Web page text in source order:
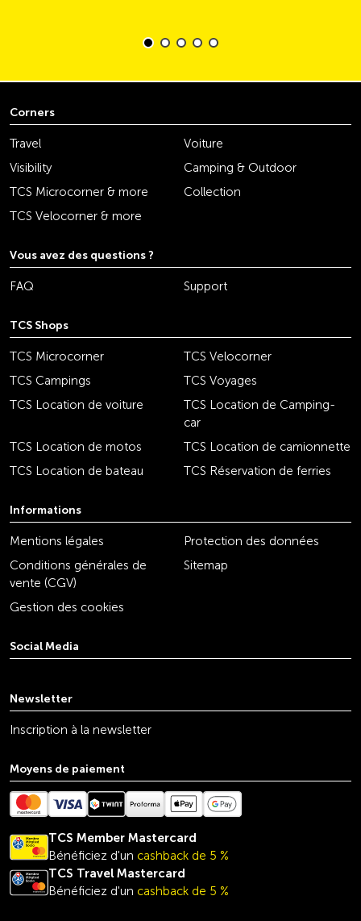
Corners
Travel
Voiture
Visibility
Camping & Outdoor
TCS Microcorner & more
Collection
TCS Velocorner & more
Vous avez des questions ?
FAQ Support
TCS Shops
TCS Microcorner
TCS Velocorner
TCS Campings
TCS Voyages
TCS Location de voiture
TCS Location de Camping-
car
TCS Location de motos
TCS Location de camionnette
TCS Location de bateau
TCS Réservation de ferries
Informations
Mentions légales
Protection des données
Conditions générales de
vente (CGV)
Sitemap
Gestion des cookies
Social Media
Newsletter
Inscription à la newsletter
Moyens de paiement
TCS Member Mastercard
Bénéficiez d'un cashback de 5 %
TCS Travel Mastercard
Bénéficiez d'un cashback de 5 %